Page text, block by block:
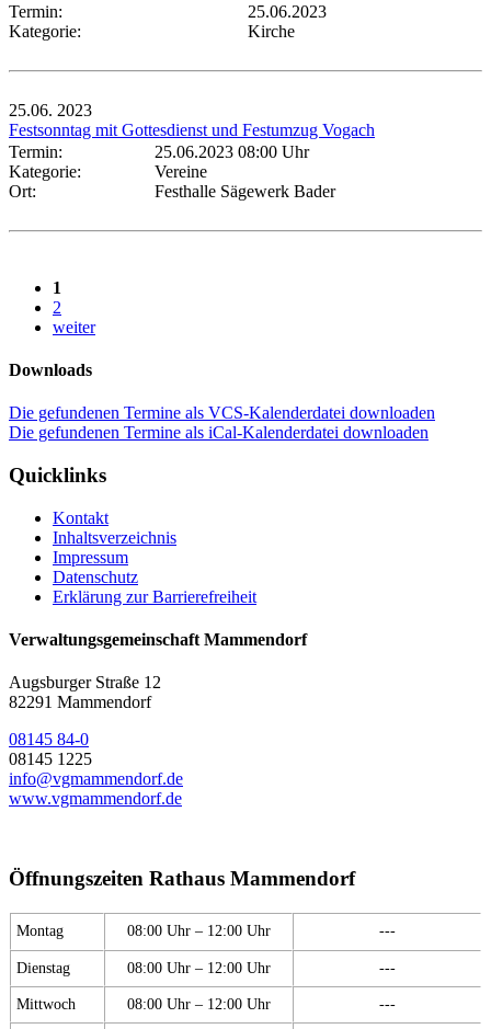
Termin:
25.06.2023
Kategorie:
Kirche
25.06. 2023
Festsonntag mit Gottesdienst und Festumzug Vogach
Termin:
25.06.2023 08:00 Uhr
Kategorie:
Vereine
Ort:
Festhalle Sägewerk Bader
1
2
weiter
Downloads
Die gefundenen Termine als VCS-Kalenderdatei downloaden
Die gefundenen Termine als iCal-Kalenderdatei downloaden
Quicklinks
Kontakt
Inhaltsverzeichnis
Impressum
Datenschutz
Erklärung zur Barrierefreiheit
Verwaltungsgemeinschaft Mammendorf
Augsburger Straße 12
82291 Mammendorf
08145 84-0
08145 1225
info@vgmammendorf.de
www.vgmammendorf.de
Öffnungszeiten Rathaus Mammendorf
Montag 08:00 Uhr – 12:00 Uhr ---
Dienstag 08:00 Uhr – 12:00 Uhr ---
Mittwoch 08:00 Uhr – 12:00 Uhr ---